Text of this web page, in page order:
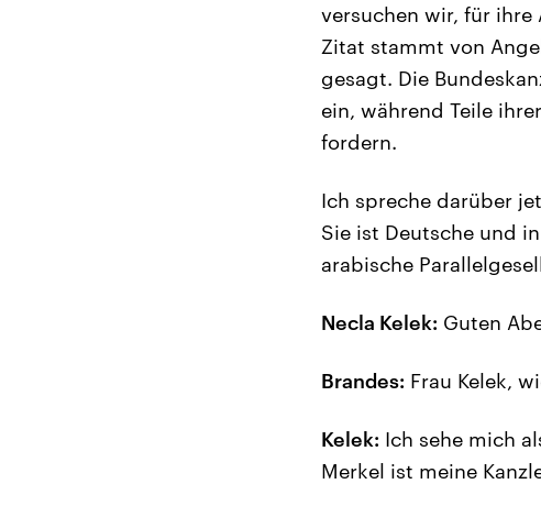
versuchen wir, für ihre
Zitat stammt von
gesagt. Die
ein, während Teile
fordern.
Ich spreche darüber
Sie ist Deutsche und
arabische
Necla Kelek: Guten
Brandes: Frau Kelek,
Kelek: Ich sehe mich
Merkel ist meine